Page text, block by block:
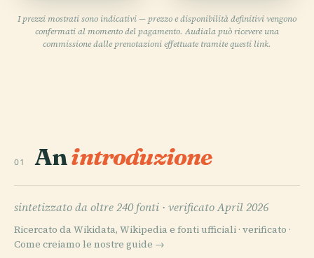
I prezzi mostrati sono indicativi — prezzo e disponibilità definitivi vengono
confermati al momento del pagamento. Audiala può ricevere una
commissione dalle prenotazioni effettuate tramite questi link.
01 Anintroduzione
sintetizzato da oltre 240 fonti · verificato April 2026
Ricercato da Wikidata, Wikipedia e fonti ufficiali · verificato ·
Come creiamo le nostre guide →